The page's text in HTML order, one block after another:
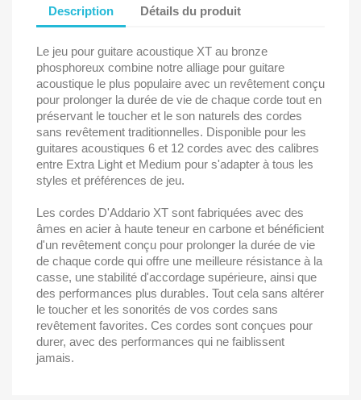
Description Détails du produit
Le jeu pour guitare acoustique XT au bronze
phosphoreux combine notre alliage pour guitare
acoustique le plus populaire avec un revêtement conçu
pour prolonger la durée de vie de chaque corde tout en
préservant le toucher et le son naturels des cordes
sans revêtement traditionnelles. Disponible pour les
guitares acoustiques 6 et 12 cordes avec des calibres
entre Extra Light et Medium pour s'adapter à tous les
styles et préférences de jeu.
Les cordes D'Addario XT sont fabriquées avec des
âmes en acier à haute teneur en carbone et bénéficient
d'un revêtement conçu pour prolonger la durée de vie
de chaque corde qui offre une meilleure résistance à la
casse, une stabilité d'accordage supérieure, ainsi que
des performances plus durables. Tout cela sans altérer
le toucher et les sonorités de vos cordes sans
revêtement favorites. Ces cordes sont conçues pour
durer, avec des performances qui ne faiblissent
jamais.